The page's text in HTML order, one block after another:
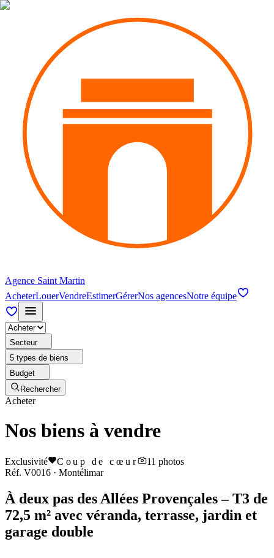
Agence Saint Martin
AcheterLouerVendreEstimerGérerNos agencesNotre équipe
Secteur
5 types de biens
Budget
Rechercher
Acheter
Nos biens à vendre
Exclusivité Coup de cœur 11 photos
Réf. V0016 · Montélimar
À deux pas des Allées Provençales – T3 de
72,5 m² avec véranda, terrasse, jardin et
garage double